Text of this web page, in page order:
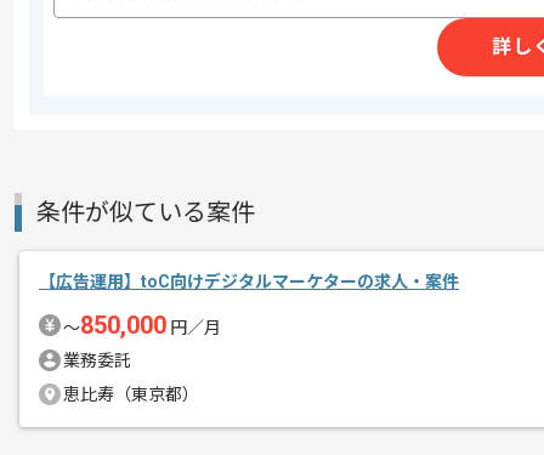
その他募集要項
商談回数
エージェントからのコ クリエイティブ制作においては、企画
詳し
条件が似ている案件
【広告運用】toC向けデジタルマーケターの求人・案件
〜850,000 円／月
業務委託
恵比寿（東京都）